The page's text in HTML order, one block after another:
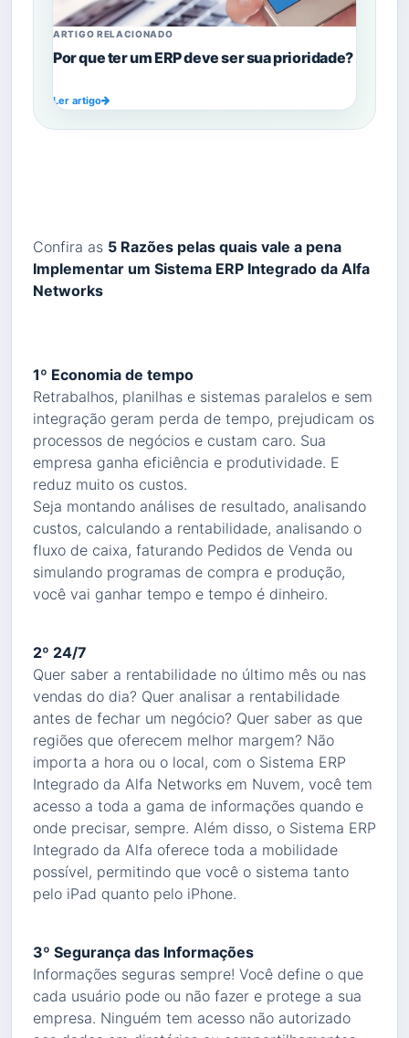
ARTIGO RELACIONADO
Por que ter um ERP deve ser sua prioridade?
Ler artigo
Confira as 5 Razões pelas quais vale a pena
Implementar um Sistema ERP Integrado da Alfa
Networks
1º Economia de tempo
Retrabalhos, planilhas e sistemas paralelos e sem
integração geram perda de tempo, prejudicam os
processos de negócios e custam caro. Sua
empresa ganha eficiência e produtividade. E
reduz muito os custos.
Seja montando análises de resultado, analisando
custos, calculando a rentabilidade, analisando o
fluxo de caixa, faturando Pedidos de Venda ou
simulando programas de compra e produção,
você vai ganhar tempo e tempo é dinheiro.
2º 24/7
Quer saber a rentabilidade no último mês ou nas
vendas do dia? Quer analisar a rentabilidade
antes de fechar um negócio? Quer saber as que
regiões que oferecem melhor margem? Não
importa a hora ou o local, com o Sistema ERP
Integrado da Alfa Networks em Nuvem, você tem
acesso a toda a gama de informações quando e
onde precisar, sempre. Além disso, o Sistema ERP
Integrado da Alfa oferece toda a mobilidade
possível, permitindo que você o sistema tanto
pelo iPad quanto pelo iPhone.
3º Segurança das Informações
Informações seguras sempre! Você define o que
cada usuário pode ou não fazer e protege a sua
empresa. Ninguém tem acesso não autorizado